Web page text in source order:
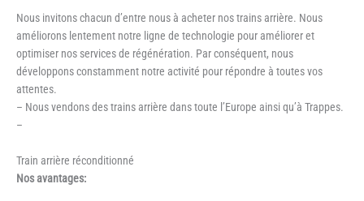
Nous invitons chacun d’entre nous à acheter nos trains arrière. Nous
améliorons lentement notre ligne de technologie pour améliorer et
optimiser nos services de régénération. Par conséquent, nous
développons constamment notre activité pour répondre à toutes vos
attentes.
– Nous vendons des trains arrière dans toute l’Europe ainsi qu’à Trappes.
–
Train arrière réconditionné
Nos avantages: